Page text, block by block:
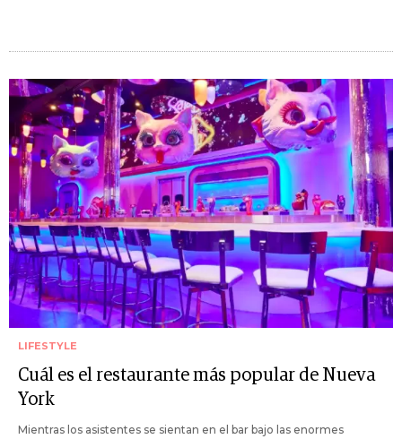
LIFESTYLE
Cuál es el restaurante más popular de Nueva
York
Mientras los asistentes se sientan en el bar bajo las enormes